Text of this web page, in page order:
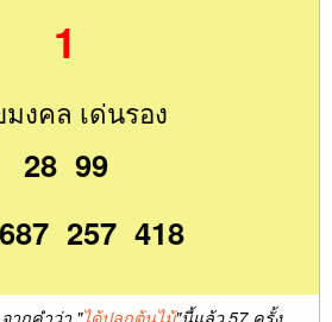
1
มงคล เด่นรอง
28 99
257 418
ากคำว่า "ได้ปลูกต้นไม้"นี้แล้ว 57 ครั้ง